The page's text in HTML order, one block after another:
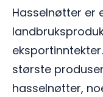
Hasselnøtter er
største
hasselnøtter,